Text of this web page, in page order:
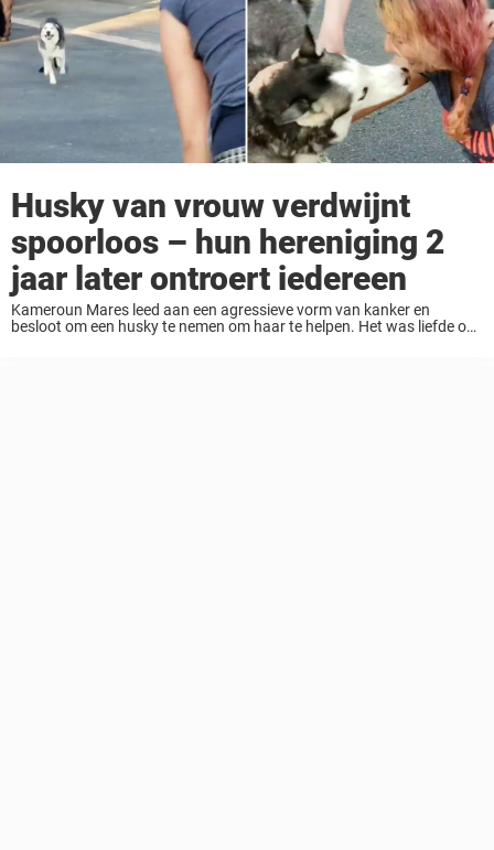
Husky van vrouw verdwijnt
spoorloos – hun hereniging 2
jaar later ontroert iedereen
Kameroun Mares leed aan een agressieve vorm van kanker en
besloot om een ​​husky te nemen om haar te helpen. Het was liefde op